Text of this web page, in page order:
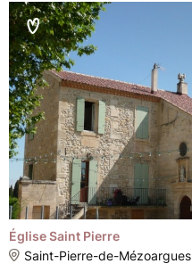
Église Saint Pierre
Saint-Pierre-de-Mézoargues